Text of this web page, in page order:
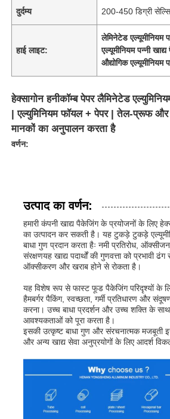
घर
उत्पादों
दुर्दम्य 200-450 डिग्री
हाई लाइट:
लेमिनेटेड एल्यूमीनियम
एल्यूमीनियम पन्नी
औद्योगिक एल्यूमीनियम
हेक्सागोन हनीकॉम्ब पेपर लैमिनेटेड
| एल्युमिनियम फॉयल + पेपर | तेल-प्रूफ और
मानकों का अनुपालन करता है
वर्णन:
उत्पाद का वर्णन:
हमारी कंपनी खाद्य पैकेजिंग के प्रयोजनों के लिए
का उत्पादन कर सकती है। यह टुकड़े टुकड़े
बाधा गुण प्रदान करता हैः नमी प्रतिरोध,
संरक्षणयह खाद्य पदार्थों की गुणवत्ता को प्रभावी
ऑक्सीकरण और खराब होने से रोकता है।
यह विशेष रूप से फास्ट फूड पैकेजिंग परिदृश्यों के
हैमबर्गर पैकिंग, स्वच्छता, गर्मी प्रतिधारण और
करना। उच्च बाधा प्रदर्शन और उच्च शक्ति के
आवश्यकताओं को पूरा करता है।
इसकी उत्कृष्ट बाधा गुण और संरचनात्मक मजबूती
और अन्य खाद्य सेवा अनुप्रयोगों के लिए आदर्श